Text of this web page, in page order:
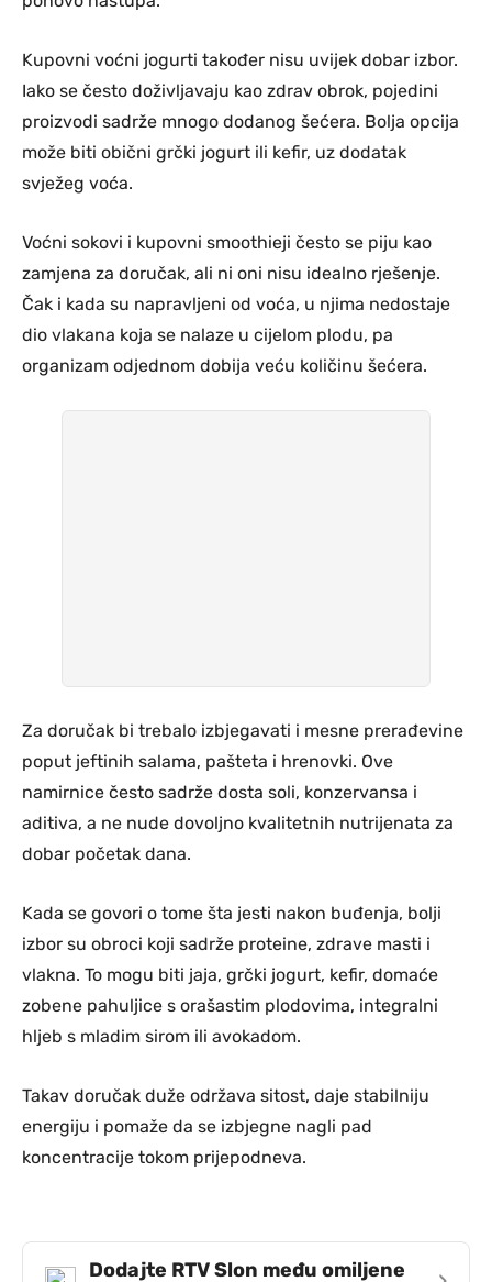
Kupovni voćni jogurti također nisu uvijek dobar izbor.
Iako se često doživljavaju kao zdrav obrok, pojedini
proizvodi sadrže mnogo dodanog šećera. Bolja opcija
može biti obični grčki jogurt ili kefir, uz dodatak
svježeg voća.
Voćni sokovi i kupovni smoothieji često se piju kao
zamjena za doručak, ali ni oni nisu idealno rješenje.
Čak i kada su napravljeni od voća, u njima nedostaje
dio vlakana koja se nalaze u cijelom plodu, pa
organizam odjednom dobija veću količinu šećera.
Za doručak bi trebalo izbjegavati i mesne prerađevine
poput jeftinih salama, pašteta i hrenovki. Ove
namirnice često sadrže dosta soli, konzervansa i
aditiva, a ne nude dovoljno kvalitetnih nutrijenata za
dobar početak dana.
Kada se govori o tome šta jesti nakon buđenja, bolji
izbor su obroci koji sadrže proteine, zdrave masti i
vlakna. To mogu biti jaja, grčki jogurt, kefir, domaće
zobene pahuljice s orašastim plodovima, integralni
hljeb s mladim sirom ili avokadom.
Takav doručak duže održava sitost, daje stabilniju
energiju i pomaže da se izbjegne nagli pad
koncentracije tokom prijepodneva.
Dodajte RTV Slon među omiljene